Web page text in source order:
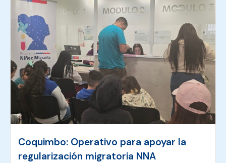
Coquimbo: Operativo para apoyar la
regularización migratoria NNA